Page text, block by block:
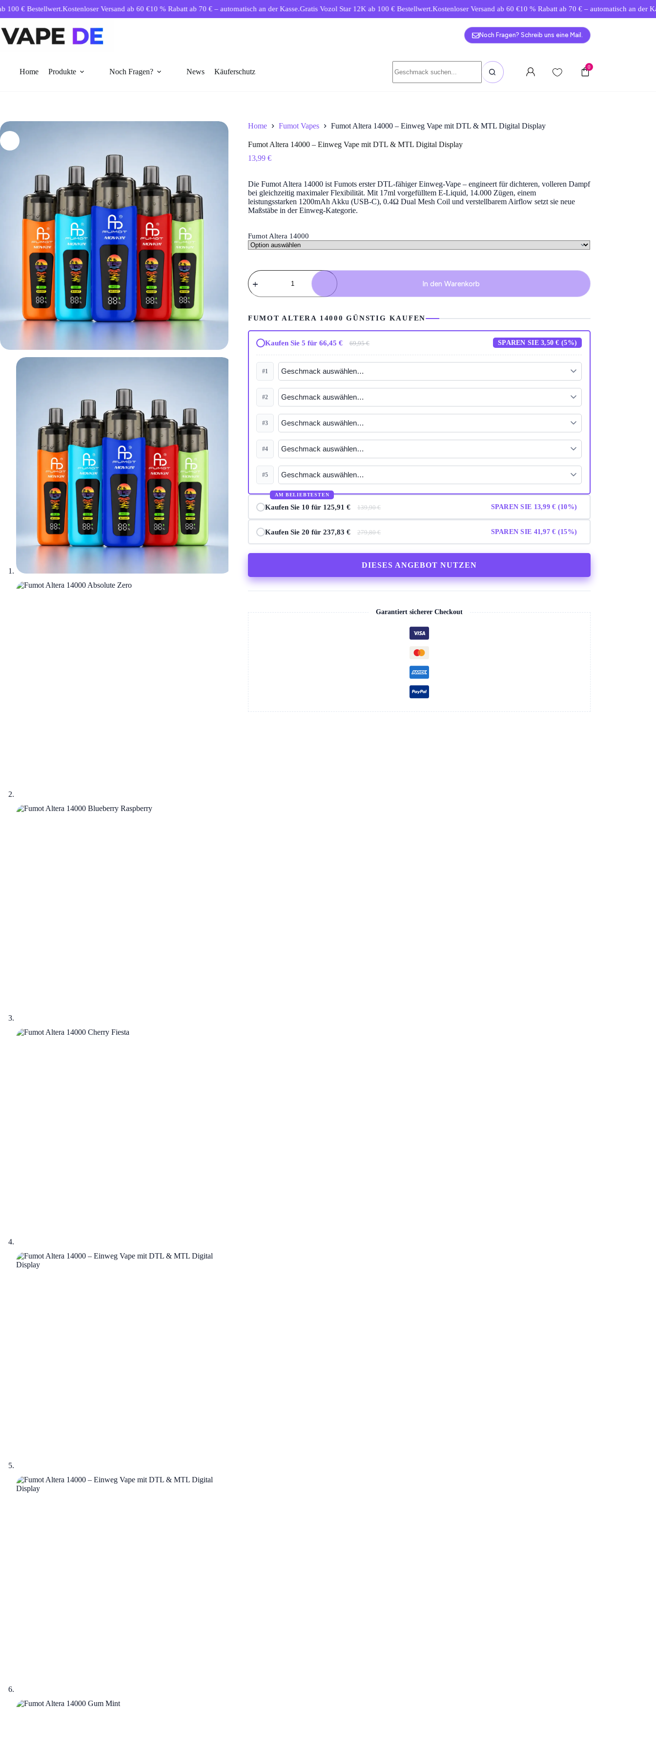
Inhalt
Kostenloser Versand ab 60 €10 % Rabatt ab 70 € – automatisch an der Kasse.Gratis Vozol Star 12K ab 100 € Bestellwert.Kostenloser Versand ab 60 €10 % Rabatt ab 70 € – automatisch an der Kasse.
Noch Fragen? Schreib uns eine Mail.
Home Produkte Noch Fragen? News Käuferschutz
Ergebnisse
0
Home Fumot Vapes Fumot Altera 14000 – Einweg Vape mit DTL & MTL Digital Display
Fumot Altera 14000 – Einweg Vape mit DTL & MTL Digital Display
13,99 €
Die Fumot Altera 14000 ist Fumots erster DTL-fähiger Einweg-Vape – engineert für dichteren, volleren Dampf
bei gleichzeitig maximaler Flexibilität. Mit 17ml vorgefülltem E-Liquid, 14.000 Zügen, einem
leistungsstarken 1200mAh Akku (USB-C), 0.4Ω Dual Mesh Coil und verstellbarem Airflow setzt sie neue
Maßstäbe in der Einweg-Kategorie.
Fumot Altera 14000
Fumot
Altera
14000
Vape
DTL
MTL
Digital
Display
Menge
In den Warenkorb
FUMOT ALTERA 14000 GÜNSTIG KAUFEN
Kaufen Sie 5 für 66,45 € 69,95 € SPAREN SIE 3,50 € (5%)
#1
#2
#3
#4
#5
AM BELIEBTESTEN
Kaufen Sie 10 für 125,91 € 139,90 € SPAREN SIE 13,99 € (10%)
Kaufen Sie 20 für 237,83 € 279,80 € SPAREN SIE 41,97 € (15%)
DIESES ANGEBOT NUTZEN
Garantiert sicherer Checkout